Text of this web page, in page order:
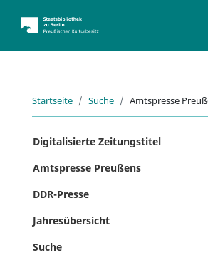
Startseite Suche Amtspresse
Digitalisierte Zeitungstitel
Amtspresse Preußens
DDR-Presse
Jahresübersicht
Suche